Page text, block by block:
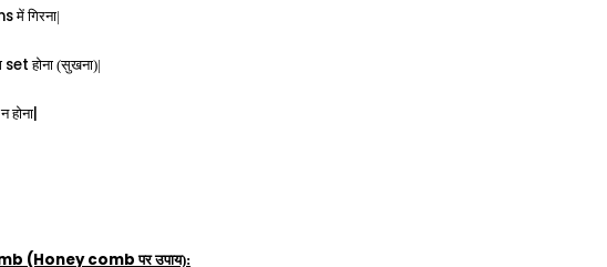
में गिरना|
set होना (सुखना)|
न होना|
(Honey combपर उपाय):